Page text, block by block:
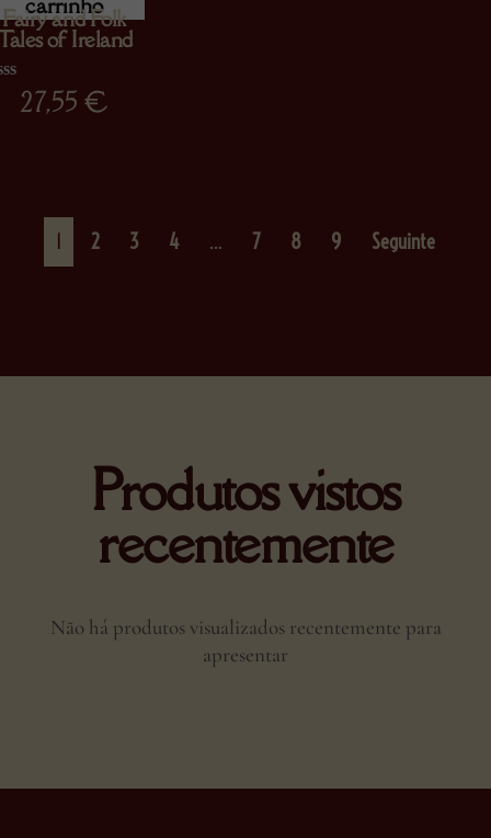
Fairy and Folk
of Ireland
27,55 €
1 2 3 4 … 7 8 9 Seguinte
Produtos vistos
recentemente
Não há produtos visualizados recentemente para
apresentar